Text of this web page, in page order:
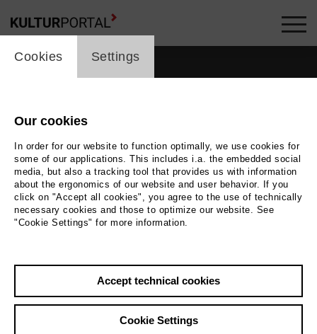
Overview
cookie_layer
Cookies Settings
Our cookies
In order for our website to function optimally, we use cookies for
some of our applications. This includes i.a. the embedded social
media, but also a tracking tool that provides us with information
about the ergonomics of our website and user behavior. If you
click on "Accept all cookies", you agree to the use of technically
necessary cookies and those to optimize our website. See
"Cookie Settings" for more information.
Accept technical cookies
Cookie Settings